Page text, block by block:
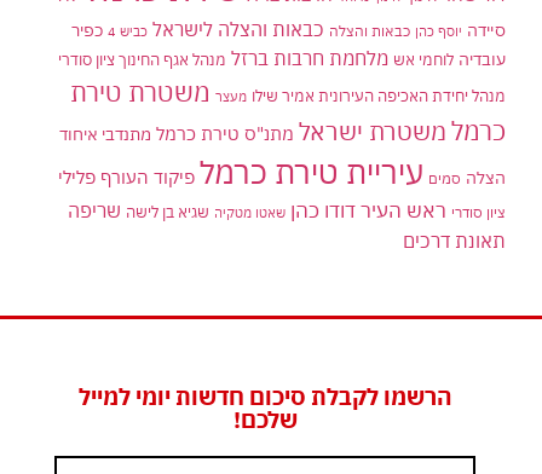
סיידה יוסף כהן כבאות והצלה כבאות והצלה לישראל כביש 4
כפיר
עובדיה לוחמי אש מלחמת חרבות ברזל מנהל אגף החינוך ציון סודרי
מנהל יחידת האכיפה העירונית אמיר שילו מעצר משטרת טירת
כרמלמשטרת ישראל מתנ"ס טירת כרמל מתנדבי איחוד
הצלה סמים עיריית טירת כרמל פיקוד העורף פלילי
ציון סודרי ראש העיר דודו כהן שאטו מטקיה שגיא בן לישה שריפה
תאונת דרכים
הרשמו לקבלת סיכום חדשות יומי למייל
שלכם!